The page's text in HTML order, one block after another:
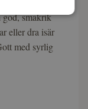
god, smakrik
eller dra isär
med syrlig